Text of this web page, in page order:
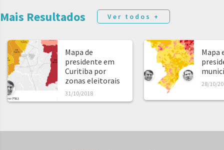
Mais Resultados Ver todos +
Mapa de
presidente em
Curitiba por
zonas eleitorais
31/10/2018
Mapa
28/10/